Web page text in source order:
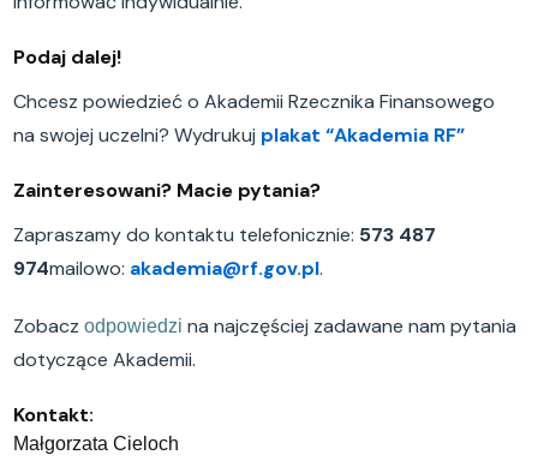
Podaj dalej!
Chcesz powiedzieć o Akademii Rzecznika Finansowego
na swojej uczelni? Wydrukuj plakat “Akademia RF”
Zainteresowani? Macie pytania?
Zapraszamy do kontaktu telefonicznie: 573 487
974mailowo: akademia@rf.gov.pl.
Zobacz odpowiedzi na najczęściej zadawane nam pytania
dotyczące Akademii.
Kontakt:
Małgorzata Cieloch